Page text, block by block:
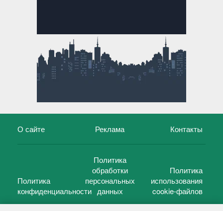
О сайте Реклама Контакты
Политика
конфиденциальности
Политика
обработки
персональных
данных
Политика
использования
cookie-файлов